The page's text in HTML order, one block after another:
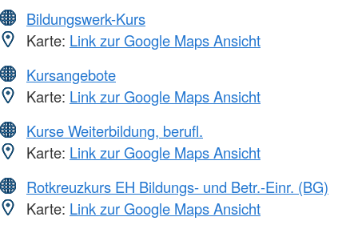
Bildungswerk-Kurs
Karte: Link zur Google Maps Ansicht
Kursangebote
Karte: Link zur Google Maps Ansicht
Kurse Weiterbildung, berufl.
Karte: Link zur Google Maps Ansicht
Rotkreuzkurs EH Bildungs- und Betr.-Einr. (BG)
Karte: Link zur Google Maps Ansicht